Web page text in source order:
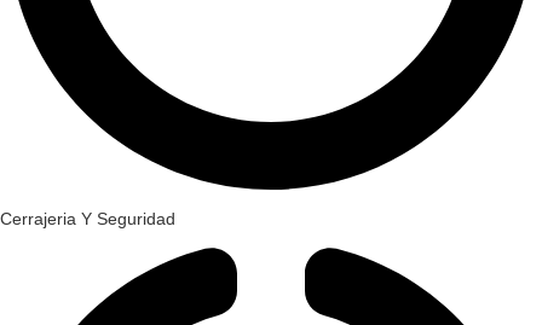
Cerrajeria Y Seguridad